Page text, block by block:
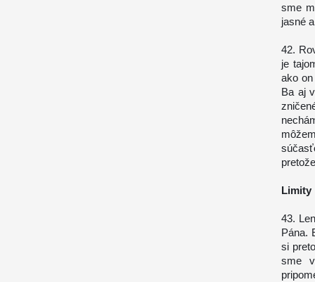
sme
jasné
42.
je
ako
Ba aj
43.
Pána.
si
sme